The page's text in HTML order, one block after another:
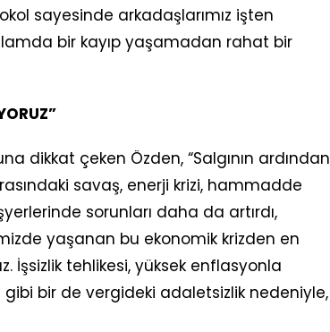
sayesinde arkadaşlarımız işten
bir kayıp yaşamadan rahat bir
dikkat çeken Özden, “Salgının ardından
savaş, enerji krizi, hammadde
sorunları daha da artırdı,
yaşanan bu ekonomik krizden en
İşsizlik tehlikesi, yüksek enflasyonla
bir de vergideki adaletsizlik nedeniyle,